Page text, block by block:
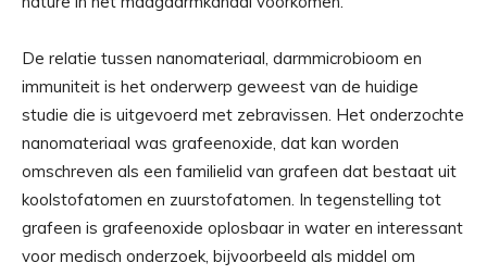
De relatie tussen nanomateriaal, darmmicrobioom en
immuniteit is het onderwerp geweest van de huidige
studie die is uitgevoerd met zebravissen. Het onderzochte
nanomateriaal was grafeenoxide, dat kan worden
omschreven als een familielid van grafeen dat bestaat uit
koolstofatomen en zuurstofatomen. In tegenstelling tot
grafeen is grafeenoxide oplosbaar in water en interessant
voor medisch onderzoek, bijvoorbeeld als middel om